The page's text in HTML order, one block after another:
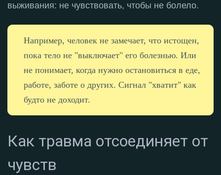
выживания: не чувствовать, чтобы не болело.
Например, человек не замечает, что истощен,
пока тело не "выключает" его болезнью. Или
не понимает, когда нужно остановиться в еде,
работе, заботе о других. Сигнал "хватит" как
будто не доходит.
Как травма отсоединяет от
чувств